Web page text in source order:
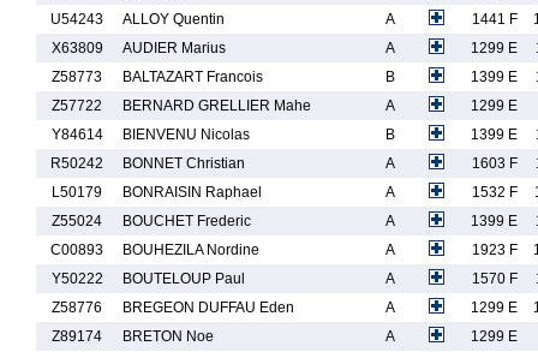
U54243
ALLOY Quentin A 1441 F
X63809
AUDIER Marius A 1299 E
Z58773
BALTAZART Francois B 1399 E
Z57722
BERNARD GRELLIER Mahe A
1299 E
Y84614
BIENVENU Nicolas B 1399 E
R50242
BONNET Christian A 1603 F
L50179
BONRAISIN Raphael A 1532 F
Z55024
BOUCHET Frederic A 1399 E
C00893
BOUHEZILA Nordine A 1923 F
Y50222
BOUTELOUP Paul A 1570 F
Z58776
BREGEON DUFFAU Eden A 1299 E
Z89174
BRETON Noe A
1299 E